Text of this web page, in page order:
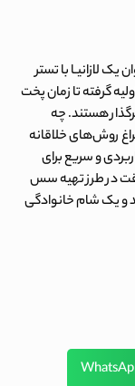
لازانیـا با تستر
گرفته تا زمان پخت
هستند. چه
روش‌های خلاقانه
و سریع برای
دقت در طرز تهیه سس
و یک شام خانوادگی